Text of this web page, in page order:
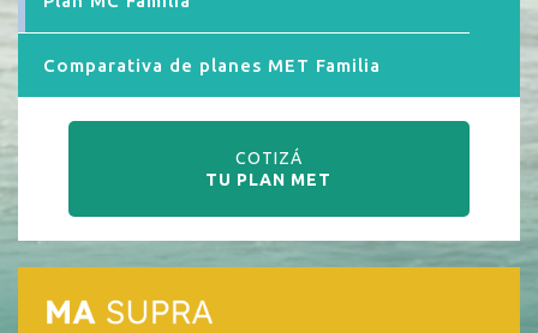
Comparativa de planes MET Familia
COTIZÁ
TU PLAN MET